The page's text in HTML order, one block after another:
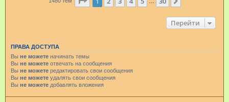
…
Перейти
ПРАВА ДОСТУПА
Вы не можете начинать темы
Вы не можете отвечать на сообщения
Вы не можете редактировать свои сообщения
Вы не можете удалять свои сообщения
Вы не можете добавлять вложения